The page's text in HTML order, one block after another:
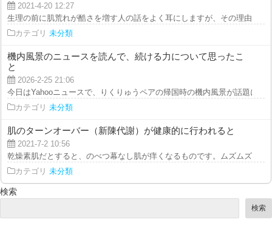
2021-4-20 12:27
生理の前に肌荒れが酷さを増す人の話をよく耳にしますが、その理由は、
カテゴリ 未分類
機内風景のニュースを読んで、続ける力について思ったこ
と
2026-2-25 21:06
今日はYahooニュースで、りくりゅうペアの帰国時の機内風景が話題にな
カテゴリ 未分類
肌のターンオーバー（新陳代謝）が健康的に行われると
2021-7-2 10:56
乾燥素肌だとすると、のべつ幕なし肌が痒くなるものです。ムズムズする
カテゴリ 未分類
検索
検索